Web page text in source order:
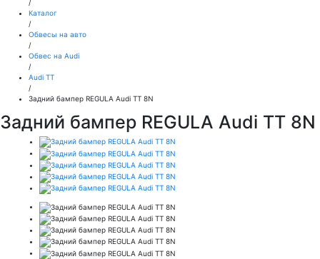
/
Каталог
/
Обвесы на авто
/
Обвес на Audi
/
Audi TT
/
Задний бампер REGULA Audi TT 8N
Задний бампер REGULA Audi TT 8N